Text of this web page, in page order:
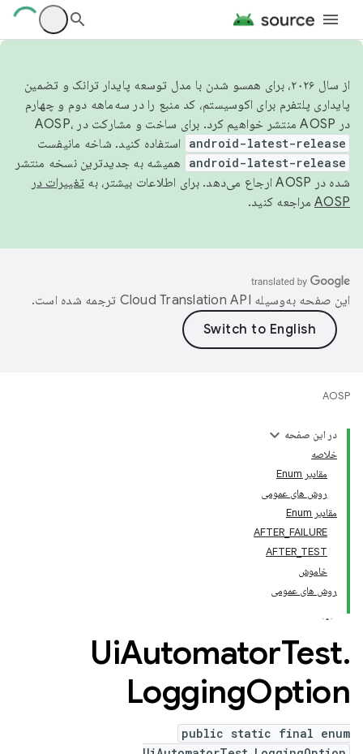
از سال ۲۰۲۶، برای همسو شدن با مدل توسعه پایدار ترانک و تضمین
پایداری پلتفرم برای اکوسیستم، کد منبع را در سه‌ماهه دوم و چهارم
در AOSP منتشر خواهیم کرد. برای ساخت و مشارکت در AOSP،
android-latest-release استفاده کنید. شاخه مانیفست
android-latest-release
همیشه به جدیدترین نسخه منتشر
شده در AOSP ارجاع می‌دهد. برای اطلاعات بیشتر، به
تغییرات در
AOSP مراجعه کنید.
این صفحه به‌وسیله ترجمه شده است.
AOSP
در این صفحه
خلاصه
مقادیر Enum
روش های عمومی
مقادیر Enum
AFTER_FAILURE
AFTER_TEST
خاموش
روش های عمومی
UiAutomatorTest.
LoggingOption
public static final enum